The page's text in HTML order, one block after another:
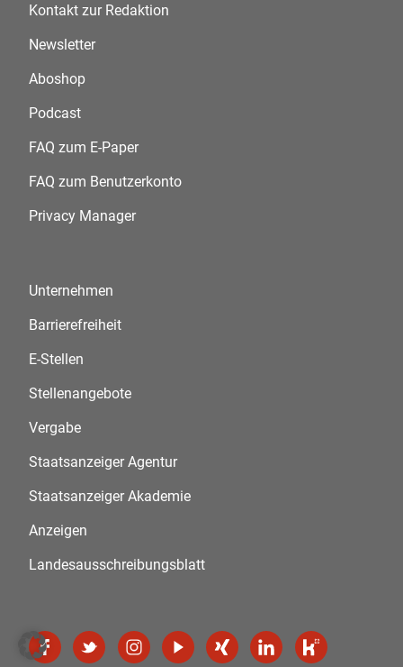
Kontakt zur Redaktion
Newsletter
Aboshop
Podcast
FAQ zum E-Paper
FAQ zum Benutzerkonto
Privacy Manager
Unternehmen
Barrierefreiheit
E-Stellen
Stellenangebote
Vergabe
Staatsanzeiger Agentur
Staatsanzeiger Akademie
Anzeigen
Landesausschreibungsblatt